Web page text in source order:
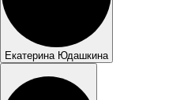
Екатерина Юдашкина